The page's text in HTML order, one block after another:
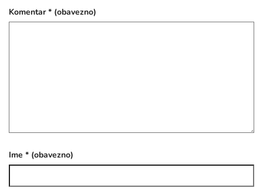
Komentar* (obavezno)
Ime * (obavezno)